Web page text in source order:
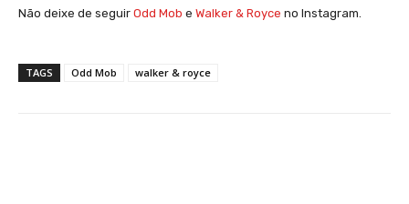
Não deixe de seguir Odd Mob e Walker & Royce no Instagram.
TAGS Odd Mob walker & royce